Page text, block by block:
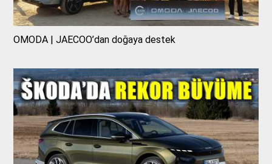
OMODA | JAECOO’dan doğaya destek